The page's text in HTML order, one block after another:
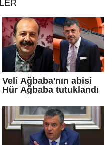
Veli Ağbaba'nın abisi
Hür Ağbaba tutuklandı